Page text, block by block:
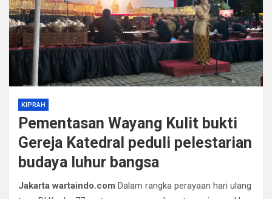
KIPRAH
Pementasan Wayang Kulit bukti
Gereja Katedral peduli pelestarian
budaya luhur bangsa
Jakarta wartaindo.com Dalam rangka perayaan hari ulang